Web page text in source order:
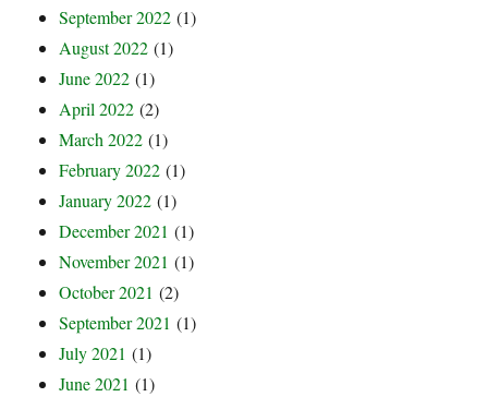
September 2022 (1)
August 2022 (1)
June 2022 (1)
April 2022 (2)
March 2022 (1)
February 2022 (1)
January 2022 (1)
December 2021 (1)
November 2021 (1)
October 2021 (2)
September 2021 (1)
July 2021 (1)
June 2021 (1)